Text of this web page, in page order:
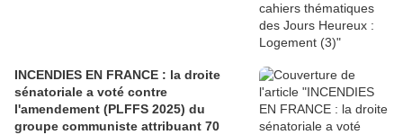
INCENDIES EN FRANCE : la droite
sénatoriale a voté contre
l'amendement (PLFFS 2025) du
groupe communiste attribuant 70